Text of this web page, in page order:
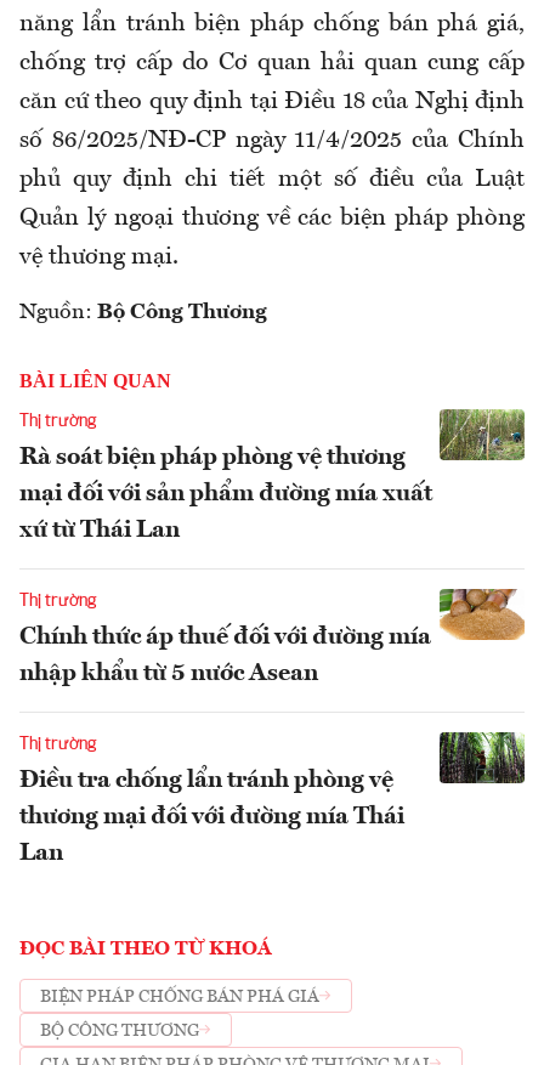
năng lẩn tránh biện pháp chống bán phá giá,
chống trợ cấp do Cơ quan hải quan cung cấp
căn cứ theo quy định tại Điều 18 của Nghị định
số 86/2025/NĐ-CP ngày 11/4/2025 của Chính
phủ quy định chi tiết một số điều của Luật
Quản lý ngoại thương về các biện pháp phòng
vệ thương mại.
Nguồn: Bộ Công Thương
BÀI LIÊN QUAN
Thị trường
Rà soát biện pháp phòng vệ thương
mại đối với sản phẩm đường mía xuất
xứ từ Thái Lan
Thị trường
Chính thức áp thuế đối với đường mía
nhập khẩu từ 5 nước Asean
Thị trường
Điều tra chống lẩn tránh phòng vệ
thương mại đối với đường mía Thái
Lan
ĐỌC BÀI THEO TỪ KHOÁ
BIỆN PHÁP CHỐNG BÁN PHÁ GIÁ
BỘ CÔNG THƯƠNG